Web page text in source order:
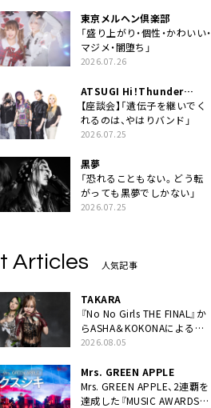
東京メルヘン倶楽部
「盛り上がり・個性・かわいい・
マジメ・闇堕ち」
2026.07.26
ATSUGI Hi！Thunder
Rock Festival
【座談会】「遺伝子を継いでく
れるのは、やはりバンド」
2026.07.25
黒夢
「恐れることもない。どう転
がっても黒夢でしかない」
2026.07.25
Articles 人気記事
TAKARA
『No No Girls THE FINAL』か
らASHA＆KOKONAによるユ
ニット・TAKARAがデビュー
2026.08.05
Mrs. GREEN APPLE
Mrs. GREEN APPLE、2連覇を
達成した『MUSIC AWARDS